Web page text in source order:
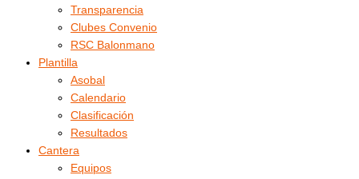
Transparencia
Clubes Convenio
RSC Balonmano
Plantilla
Asobal
Calendario
Clasificación
Resultados
Cantera
Equipos